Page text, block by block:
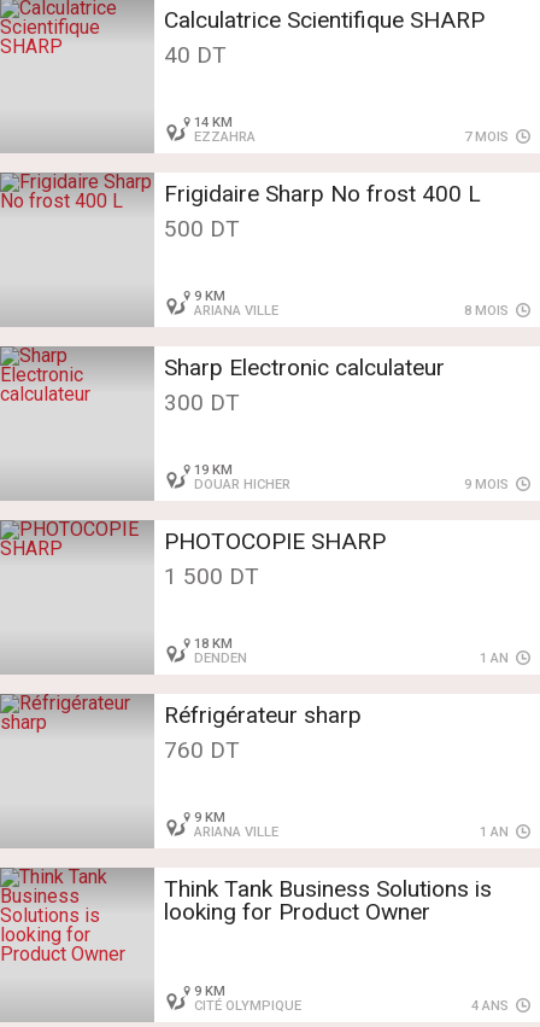
Calculatrice Scientifique SHARP
40 DT
14 KM
EZZAHRA
7 MOIS
Frigidaire Sharp No frost 400 L
500 DT
9 KM
ARIANA VILLE
8 MOIS
Sharp Electronic calculateur
300 DT
19 KM
DOUAR HICHER
9 MOIS
PHOTOCOPIE SHARP
1 500 DT
18 KM
DENDEN
1 AN
Réfrigérateur sharp
760 DT
9 KM
ARIANA VILLE
1 AN
Think Tank Business Solutions is
looking for Product Owner
9 KM
CITÉ OLYMPIQUE
4 ANS